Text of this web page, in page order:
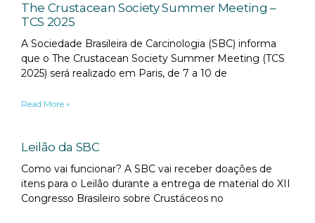
The Crustacean Society Summer Meeting –
TCS 2025
A Sociedade Brasileira de Carcinologia (SBC) informa
que o The Crustacean Society Summer Meeting (TCS
2025) será realizado em Paris, de 7 a 10 de
Read More »
Leilão da SBC
Como vai funcionar? A SBC vai receber doações de
itens para o Leilão durante a entrega de material do XII
Congresso Brasileiro sobre Crustáceos no